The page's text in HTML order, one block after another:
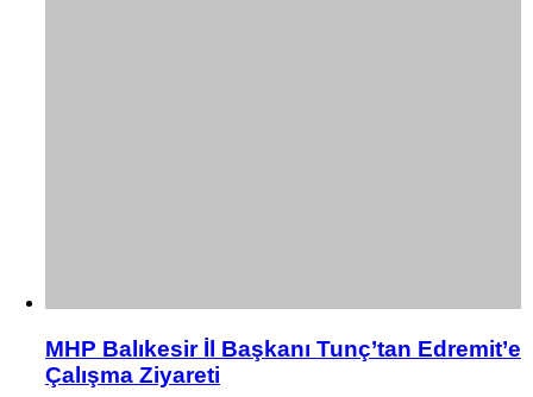
MHP Balıkesir İl Başkanı Tunç’tan Edremit’e
Çalışma Ziyareti